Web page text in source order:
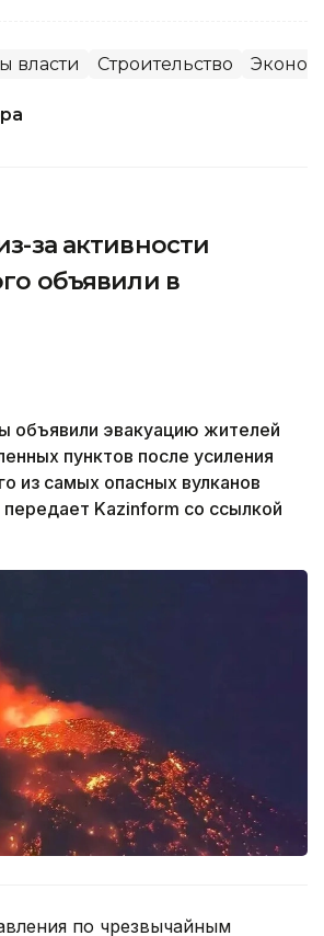
власти Строительство
за активности
объявили в
объявили эвакуацию жителей
пунктов после усиления
из самых опасных вулканов
Kazinform со ссылкой
по чрезвычайным